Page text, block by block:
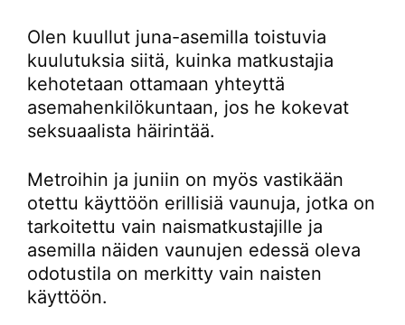
Olen kuullut juna-asemilla toistuvia
kuulutuksia siitä, kuinka matkustajia
kehotetaan ottamaan yhteyttä
asemahenkilökuntaan, jos he kokevat
seksuaalista häirintää.
Metroihin ja juniin on myös vastikään
otettu käyttöön erillisiä vaunuja, jotka on
tarkoitettu vain naismatkustajille ja
asemilla näiden vaunujen edessä oleva
odotustila on merkitty vain naisten
käyttöön.